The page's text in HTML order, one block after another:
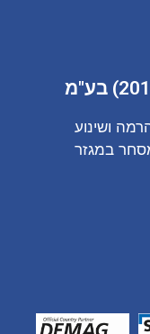
ושינוע
במגזר